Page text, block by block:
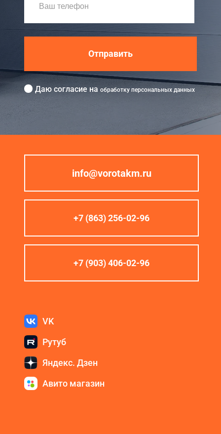
Отправить
Даю согласие на обработку персональных данных
info@vorotakm.ru
+7 (863) 256-02-96
+7 (903) 406-02-96
VK
Рутуб
Яндекс. Дзен
Авито магазин